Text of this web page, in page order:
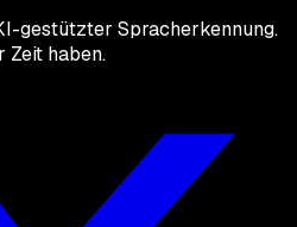
gestützter Spracherkennung.
Zeit haben.